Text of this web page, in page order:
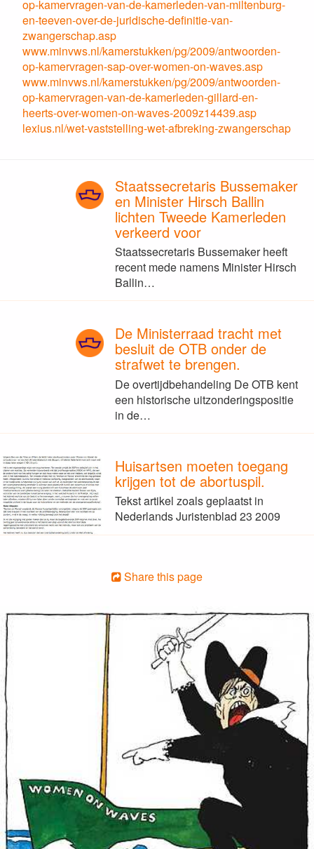
op-kamervragen-van-de-kamerleden-van-miltenburg-
en-teeven-over-de-juridische-definitie-van-
zwangerschap.asp
www.minvws.nl/kamerstukken/pg/2009/antwoorden-
op-kamervragen-sap-over-women-on-waves.asp
www.minvws.nl/kamerstukken/pg/2009/antwoorden-
op-kamervragen-van-de-kamerleden-gillard-en-
heerts-over-women-on-waves-2009z14439.asp
lexius.nl/wet-vaststelling-wet-afbreking-zwangerschap
Staatssecretaris Bussemaker
en Minister Hirsch Ballin
lichten Tweede Kamerleden
verkeerd voor
Staatssecretaris Bussemaker heeft
recent mede namens Minister Hirsch
Ballin…
De Ministerraad tracht met
besluit de OTB onder de
strafwet te brengen.
De overtijdbehandeling De OTB kent
een historische uitzonderingspositie
in de…
Huisartsen moeten toegang
krijgen tot de abortuspil.
Tekst artikel zoals geplaatst in
Nederlands Juristenblad 23 2009
Share this page